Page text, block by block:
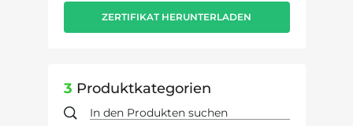
ZERTIFIKAT HERUNTERLADEN
3 Produktkategorien